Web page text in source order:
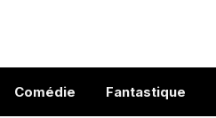
Comédie Fantastique